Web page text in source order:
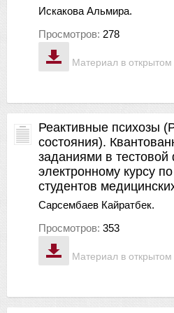
Материал в открытом
Искакова Альмира.
Просмотров: 278
Материал в открытом
Реактивные психозы
состояния).
заданиями в
электронному курсу
студентов
Сарсембаев Кайратбек.
Просмотров: 353